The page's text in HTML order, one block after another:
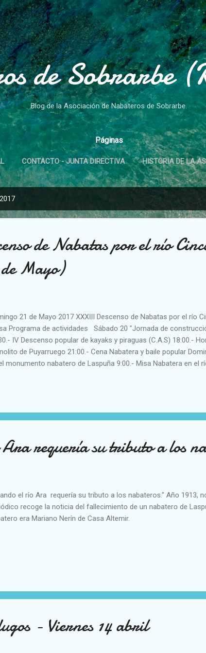
Ir al contenido principal
de Sobrarbe
Blog de la Asociación de Nabateros de Sobrarbe.
Páginas
CONTACTO - JUNTA DIRECTIVA HISTORIA DE LA
de Nabatas por el río
Mayo)
21 de Mayo 2017 XXXIII Descenso de Nabatas por el río
Programa de actividades Sábado 20 "Jornada de
IV Descenso popular de kayaks y piraguas (C.A.S) 18:00.-
de Puyarruego 21:00.- Cena Nabatera y baile popular
monumento nabatero de Laspuña 9:00.- Misa Nabatera en el
requería su tributo a los
el río Ara requería su tributo a los nabateros." Año 1913,
recoge la noticia del fallecimiento de un nabatero de
era Mariano Nerín de Casa Altemir.
- Viernes 14 abril